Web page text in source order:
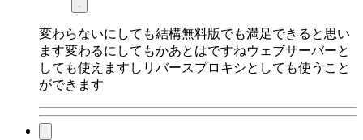
変わらないにしても結構無料版でも満足できると思い
ます変わるにしてもかあとはですねウェブサーバーと
しても使えますしリバースプロキシとしても使うこと
ができます